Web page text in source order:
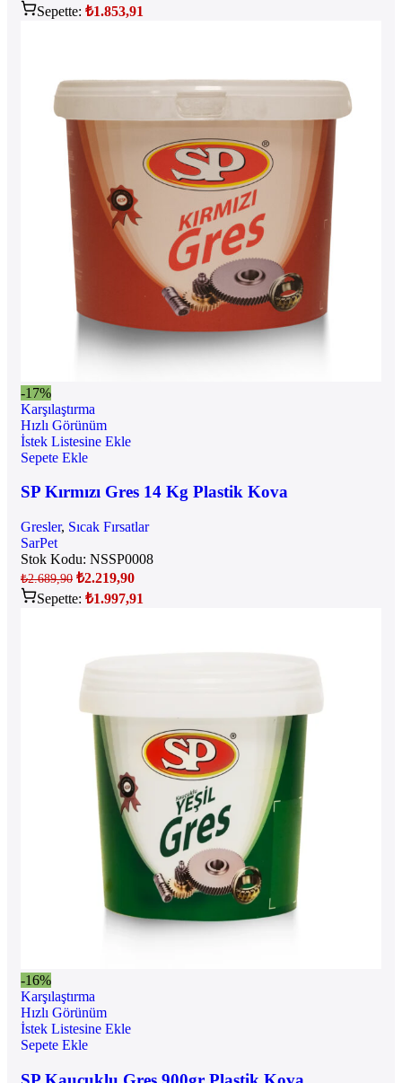
Sepette: ₺1.853,91
-17%
Karşılaştırma
Hızlı Görünüm
İstek Listesine Ekle
Sepete Ekle
SP Kırmızı Gres 14 Kg Plastik Kova
Gresler, Sıcak Fırsatlar
SarPet
Stok Kodu: NSSP0008
₺2.689,90 ₺2.219,90
Sepette: ₺1.997,91
-16%
Karşılaştırma
Hızlı Görünüm
İstek Listesine Ekle
Sepete Ekle